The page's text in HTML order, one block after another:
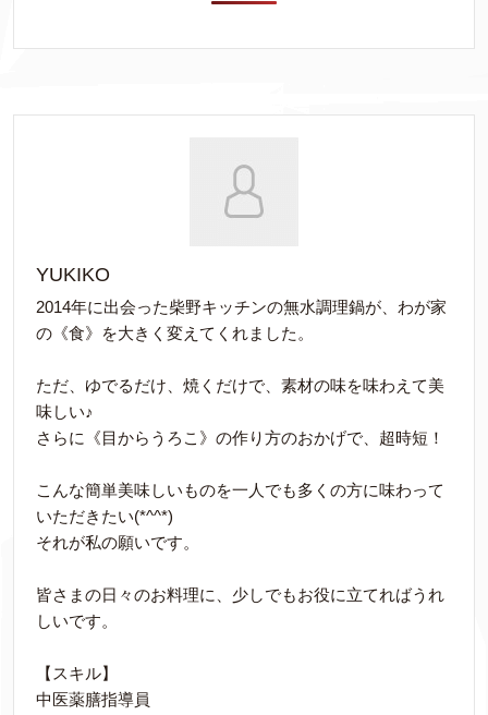
YUKIKO
2014年に出会った柴野キッチンの無水調理鍋が、わが家
の《食》を大きく変えてくれました。
ただ、ゆでるだけ、焼くだけで、素材の味を味わえて美
味しい♪
さらに《目からうろこ》の作り方のおかげで、超時短！
こんな簡単美味しいものを一人でも多くの方に味わって
いただきたい(*^^*)
それが私の願いです。
皆さまの日々のお料理に、少しでもお役に立てればうれ
しいです。
【スキル】
中医薬膳指導員